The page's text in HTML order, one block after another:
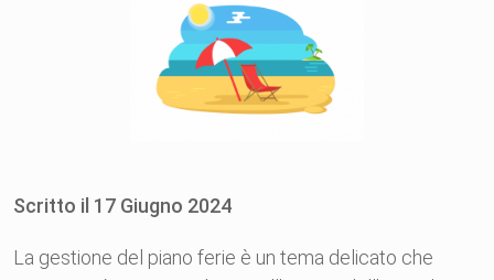
Scritto il 17 Giugno 2024
La gestione del piano ferie è un tema delicato che